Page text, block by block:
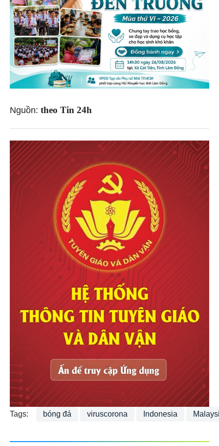
Nguồn: theo Tin 24h
Tags: bóng đá viruscorona Indonesia